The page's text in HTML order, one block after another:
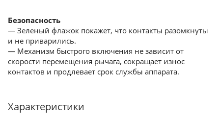
Безопасность
— Зеленый флажок покажет, что контакты разомкнуты
и не приварились.
— Механизм быстрого включения не зависит от
скорости перемещения рычага, сокращает износ
контактов и продлевает срок службы аппарата.
Характеристики